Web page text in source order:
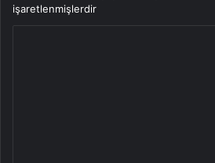
işaretlenmişlerdir